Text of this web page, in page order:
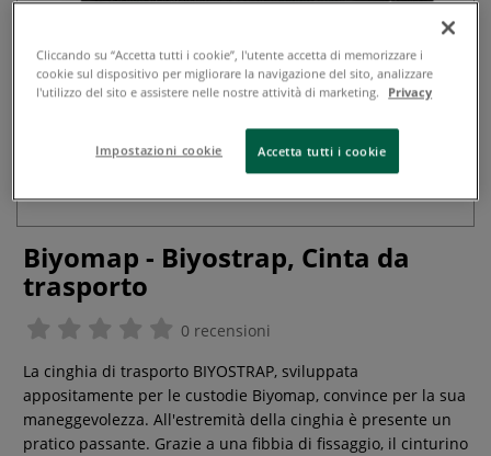
Biyomap - Biyostrap, Cinta da
trasporto
0 recensioni
La cinghia di trasporto BIYOSTRAP, sviluppata
appositamente per le custodie Biyomap, convince per la sua
maneggevolezza. All'estremità della cinghia è presente un
pratico passante. Grazie a una fibbia di fissaggio, il cinturino
Cliccando su “Accetta tutti i cookie”, l'utente accetta di memorizzare i
cookie sul dispositivo per migliorare la navigazione del sito, analizzare
l'utilizzo del sito e assistere nelle nostre attività di marketing. Privacy
Impostazioni cookie Accetta tutti i cookie